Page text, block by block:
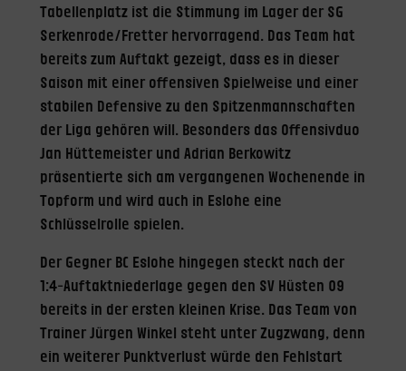
Tabellenplatz ist die Stimmung im Lager der SG
Serkenrode/Fretter hervorragend. Das Team hat
bereits zum Auftakt gezeigt, dass es in dieser
Saison mit einer offensiven Spielweise und einer
stabilen Defensive zu den Spitzenmannschaften
der Liga gehören will. Besonders das Offensivduo
Jan Hüttemeister und Adrian Berkowitz
präsentierte sich am vergangenen Wochenende in
Topform und wird auch in Eslohe eine
Schlüsselrolle spielen.
Der Gegner BC Eslohe hingegen steckt nach der
1:4-Auftaktniederlage gegen den SV Hüsten 09
bereits in der ersten kleinen Krise. Das Team von
Trainer Jürgen Winkel steht unter Zugzwang, denn
ein weiterer Punktverlust würde den Fehlstart